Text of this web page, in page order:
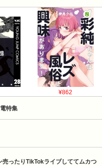
¥862
特集
ったりTikTokライブしててムカつ